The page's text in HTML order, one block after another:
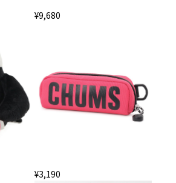
¥9,680
¥3,190